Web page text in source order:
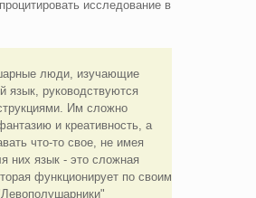
исследование в
люди, изучающие
язык, руководствуются
Им сложно
и креативность, а
что-то свое, не имея
них язык - это сложная
функционирует по своим